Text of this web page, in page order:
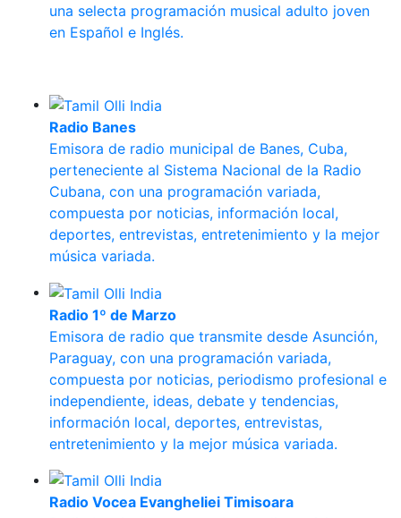
una selecta programación musical adulto joven
en Español e Inglés.
Radio Banes
Emisora de radio municipal de Banes, Cuba,
perteneciente al Sistema Nacional de la Radio
Cubana, con una programación variada,
compuesta por noticias, información local,
deportes, entrevistas, entretenimiento y la mejor
música variada.
Radio 1º de Marzo
Emisora de radio que transmite desde Asunción,
Paraguay, con una programación variada,
compuesta por noticias, periodismo profesional e
independiente, ideas, debate y tendencias,
información local, deportes, entrevistas,
entretenimiento y la mejor música variada.
Radio Vocea Evangheliei Timisoara